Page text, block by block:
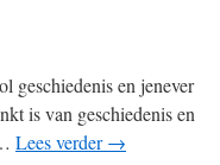
geschiedenis en jenever
is van geschiedenis en
Lees verder→